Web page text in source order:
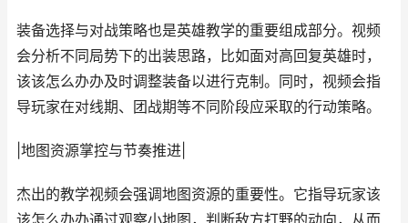
装备选择与对战策略也是英雄教学的重要组成部分。视频
会分析不同局势下的出装思路，比如面对高回复英雄时，
该该怎么办办及时调整装备以进行克制。同时，视频会指
导玩家在对线期、团战期等不同阶段应采取的行动策略。
|地图资源掌控与节奏推进|
杰出的教学视频会强调地图资源的重要性。它指导玩家该